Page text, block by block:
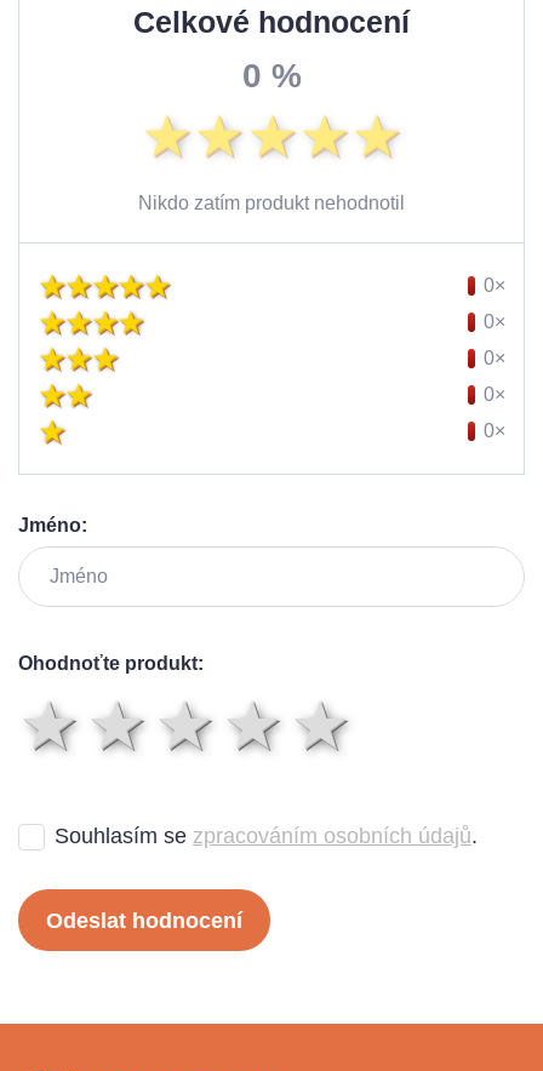
Celkové hodnocení
0 %
Nikdo zatím produkt nehodnotil
0×
0×
0×
0×
0×
Jméno:
Ohodnoťte produkt:
4
3 hvězdy
2 hvězdy
1 hvězda
Souhlasím se zpracováním osobních údajů.
Odeslat hodnocení